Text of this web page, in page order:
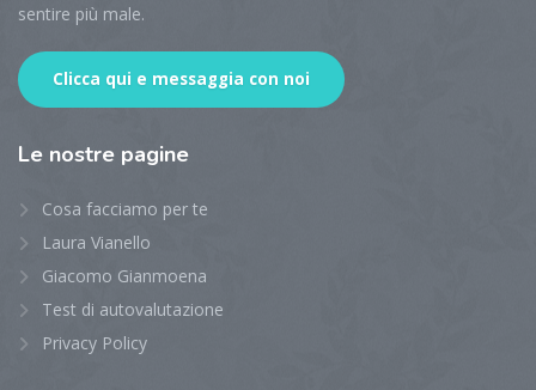
sentire più male.
Clicca qui e messaggia con noi
Le nostre pagine
Cosa facciamo per te
Laura Vianello
Giacomo Gianmoena
Test di autovalutazione
Privacy Policy